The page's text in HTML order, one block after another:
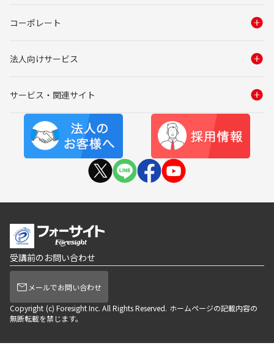
コーポレート
法人向けサービス
サービス・関連サイト
受講前のお問い合わせ
メールでお問い合わせ
Copyright (c) Foresight Inc. All Rights Reserved. ホームページの記載内容の
無断転載を禁じます。